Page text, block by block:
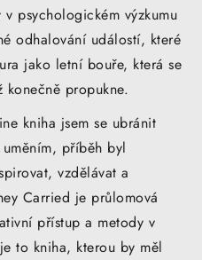
psychologickém výzkumu
odhalování událostí, které
jako letní bouře, která se
konečně propukne.
kniha jsem se ubránit
příběh byl
vzdělávat a
Carried je průlomová
přístup a metody v
to kniha, kterou by měl